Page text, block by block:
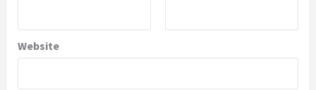
Website